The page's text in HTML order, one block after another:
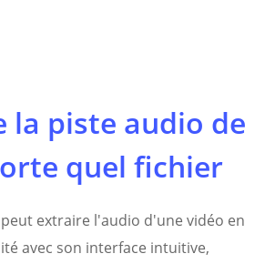
la piste audio de
quel fichier
extraire l'audio d'une vidéo en
avec son interface intuitive,